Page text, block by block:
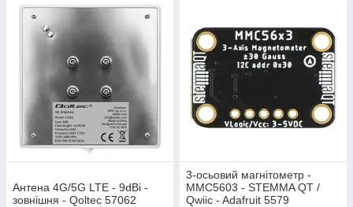
Антена 4G/5G LTE - 9dBi -
зовнішня - Qoltec 57062
3-осьовий магнітометр -
MMC5603 - STEMMA QT /
Qwiic - Adafruit 5579